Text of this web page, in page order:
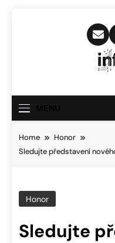
Home
Honor
Sledujte představení
Honor
Sledujte